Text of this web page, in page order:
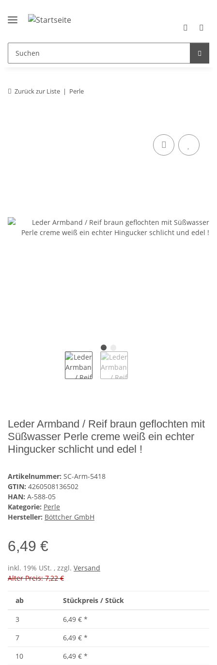
Zurück zur Liste Perle
Leder Armband / Reif braun geflochten mit
Süßwasser Perle creme weiß ein echter
Hingucker schlicht und edel !
Artikelnummer: SC-Arm-5418
GTIN: 4260508136502
HAN: A-588-05
Kategorie: Perle
Hersteller: Böttcher GmbH
6,49 €
inkl. 19% USt. , zzgl. Versand
Alter Preis: 7,22 €
ab Stückpreis / Stück
3 6,49 € *
7
6,49 € *
10
6,49 € *